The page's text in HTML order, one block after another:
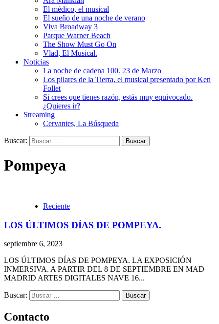
El médico, el musical
El sueño de una noche de verano
Viva Broadway 3
Parque Warner Beach
The Show Must Go On
Vlad, El Musical.
Noticias
La noche de cadena 100. 23 de Marzo
Los pilares de la Tierra, el musical presentado por Ken
Follet
Si crees que tienes razón, estás muy equivocado.
¿Quieres ir?
Streaming
Cervantes, La Búsqueda
Buscar:
Pompeya
Reciente
LOS ÚLTIMOS DÍAS DE POMPEYA.
septiembre 6, 2023
LOS ÚLTIMOS DÍAS DE POMPEYA. LA EXPOSICIÓN
INMERSIVA. A PARTIR DEL 8 DE SEPTIEMBRE EN MAD
MADRID ARTES DIGITALES NAVE 16...
Buscar:
Contacto